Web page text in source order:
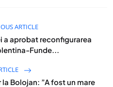
ARTICLE
a aprobat reconfigurarea
Funde...
Bolojan: ”A fost un mare